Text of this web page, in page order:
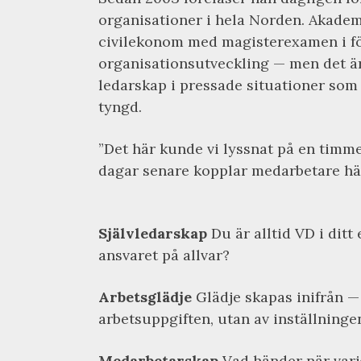
organisationer i hela Norden.
civilekonom med magisterexamen i
organisationsutveckling — men det
ledarskap i pressade situationer
tyngd.
”Det här kunde vi lyssnat på en
dagar senare kopplar medarbetare
Självledarskap Du är alltid VD i ditt
ansvaret på allvar?
Arbetsglädje Glädje skapas inifrån
arbetsuppgiften, utan av